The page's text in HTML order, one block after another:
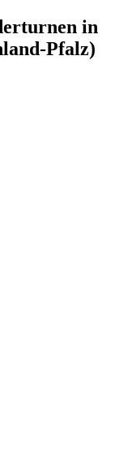
in
Pfalz)